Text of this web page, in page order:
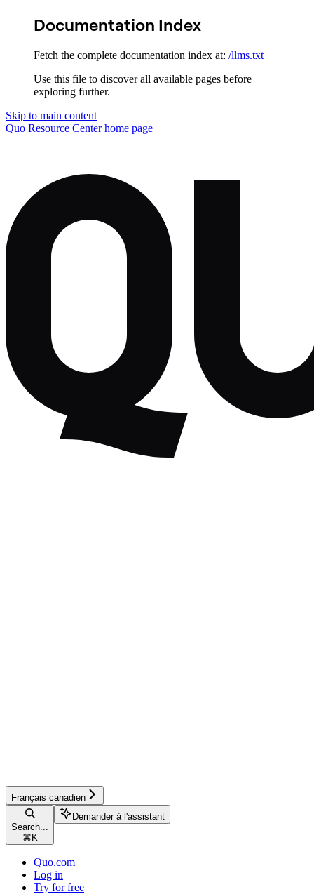
Documentation Index
Fetch the complete documentation index at: /llms.txt
Use this file to discover all available pages before
exploring further.
Skip to main content
Quo Resource Centerhome page
Français canadien
Search...
⌘ K
Demander à l'assistant
Quo.com
Log in
Try for free